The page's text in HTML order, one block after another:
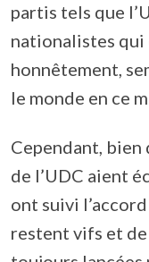
partis tels que
nationalistes qui
honnêtement,
le monde en ce
Cependant,
de l’UDC aient
ont suivi
restent vifs et de